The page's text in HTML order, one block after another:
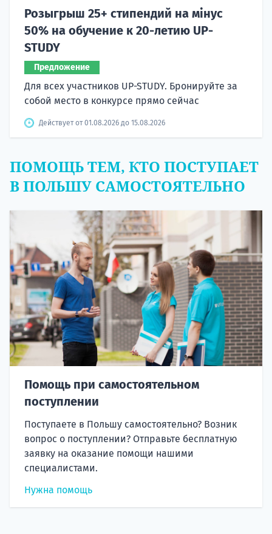
Розыгрыш 25+ стипендий на мінус
50% на обучение к 20-летию UP-
STUDY
Предложение
Для всех участников UP-STUDY. Бронируйте за
собой место в конкурсе прямо сейчас
Действует от 01.08.2026 до 15.08.2026
ПОМОЩЬ ТЕМ, КТО ПОСТУПАЕТ
В ПОЛЬШУ САМОСТОЯТЕЛЬНО
Помощь при самостоятельном
поступлении
Поступаете в Польшу самостоятельно? Возник
вопрос о поступлении? Отправьте бесплатную
заявку на оказание помощи нашими
специалистами.
Нужна помощь